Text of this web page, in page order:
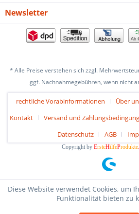
Newsletter
Ab
* Alle Preise verstehen sich zzgl.
ggf. Nachnahmegebühren, wenn nicht
rechtliche Vorabinformationen Über
Kontakt
Versand und
Datenschutz
AGB
Copyright by ErsteHilfeProdukte
Diese Website verwendet Cookies, um
Funktionalität bieten zu